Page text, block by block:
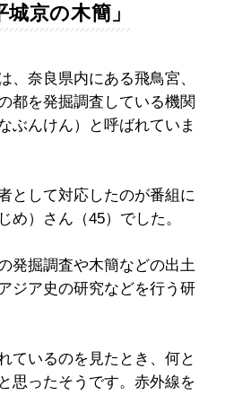
京の木簡」
奈良県内にある飛鳥宮、
都を発掘調査している機関
ぶんけん）と呼ばれていま
として対応したのが番組に
め）さん（45）でした。
発掘調査や木簡などの出土
ジア史の研究などを行う研
ているのを見たとき、何と
思ったそうです。赤外線を